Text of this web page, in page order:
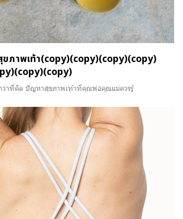
ขภาพเท้า(copy)(copy)(copy)(copy)
ว่าที่คิด ปัญหาสุขภาพเท้าที่คุณพ่อคุณแม่ควรรู้